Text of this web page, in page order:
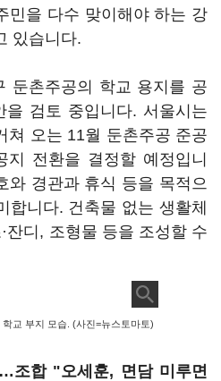
민을 다수 맞이해야 하는 강
있습니다.
둔촌주공의 학교 용지를 공
을 검토 중입니다. 서울시는
쳐 오는 11월 둔촌주공 준공
지 전환을 결정할 예정입니
와 경관과 휴식 등을 목적으
합니다. 건축물 없는 생활체
잔디, 조형물 등을 조성할 수
교 부지 모습. (사진=뉴스토마토)
조합 "오세훈, 면담 미루면